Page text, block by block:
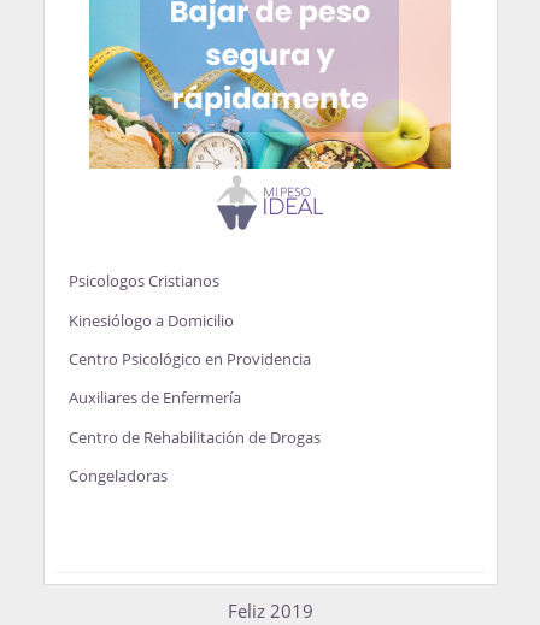
Psicologos Cristianos
Kinesiólogo a Domicilio
Centro Psicológico en Providencia
Auxiliares de Enfermería
Centro de Rehabilitación de Drogas
Congeladoras
Feliz 2019